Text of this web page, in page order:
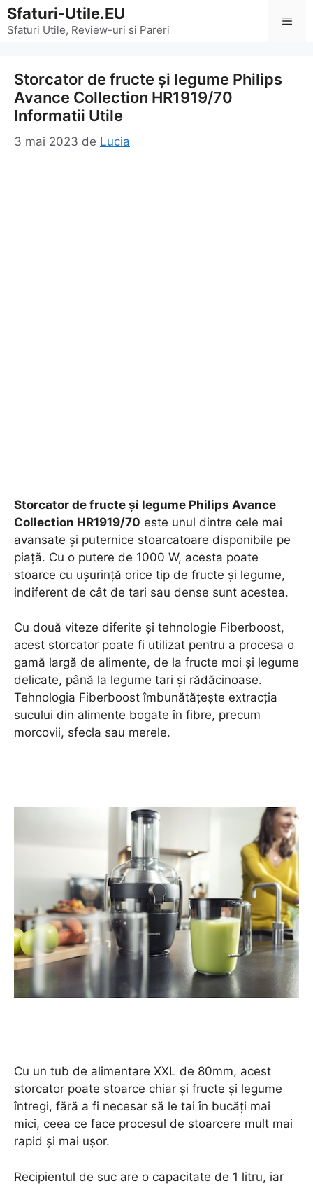
Sari
la
Sfaturi-Utile.EU
Sfaturi Utile, Review-uri si Pareri
Storcator de fructe și legume Philips
Avance Collection HR1919/70
Informatii Utile
3 mai 2023 de Lucia
Storcator de fructe și legume Philips Avance
Collection HR1919/70 este unul dintre cele mai
avansate și puternice stoarcatoare disponibile pe
piață. Cu o putere de 1000 W, acesta poate
stoarce cu ușurință orice tip de fructe și legume,
indiferent de cât de tari sau dense sunt acestea.
Cu două viteze diferite și tehnologie Fiberboost,
acest storcator poate fi utilizat pentru a procesa o
gamă largă de alimente, de la fructe moi și legume
delicate, până la legume tari și rădăcinoase.
Tehnologia Fiberboost îmbunătățește extracția
sucului din alimente bogate în fibre, precum
morcovii, sfecla sau merele.
Cu un tub de alimentare XXL de 80mm, acest
storcator poate stoarce chiar și fructe și legume
întregi, fără a fi necesar să le tai în bucăți mai
mici, ceea ce face procesul de stoarcere mult mai
rapid și mai ușor.
Recipientul de suc are o capacitate de 1 litru, iar